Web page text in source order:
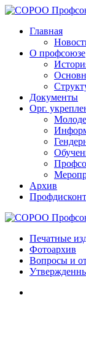
Главная
О профсоюзе
Документы
Орг.
Архив
Профдисконт
Печатные
Фотоархив
Вопросы и